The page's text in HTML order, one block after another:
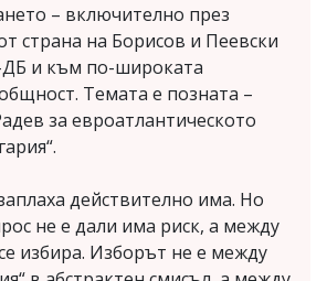
– включително през
страна на Борисов и Пеевски
и към по-широката
Темата е позната –
за евроатлантическото
действително има. Но
не е дали има риск, а между
избира. Изборът не е между